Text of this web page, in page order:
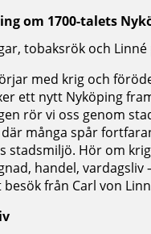
om 1700-talets
tobaksrök och Linné
med krig och
ett nytt Nyköping
rör vi oss genom
många spår
stadsmiljö. Hör om
handel, vardagsliv
från Carl von